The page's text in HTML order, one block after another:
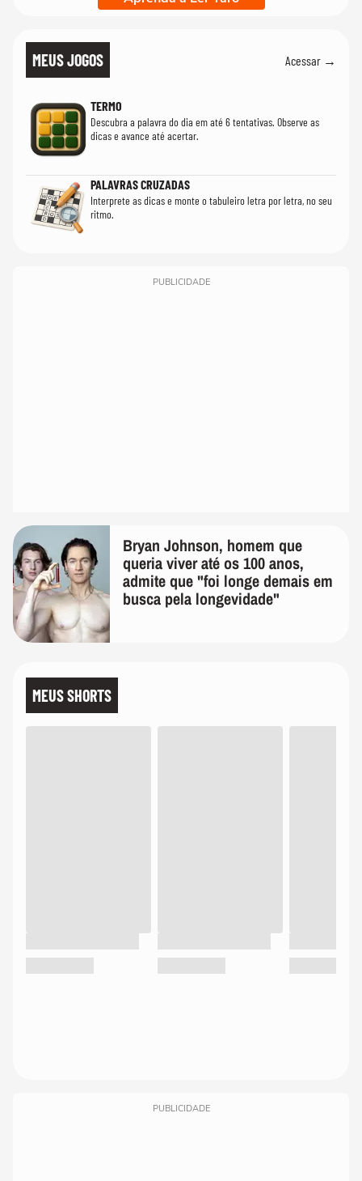
MEUS JOGOS Acessar →
TERMO
Descubra a palavra do dia em até 6 tentativas. Observe as
dicas e avance até acertar.
PALAVRAS CRUZADAS
Interprete as dicas e monte o tabuleiro letra por letra, no seu
ritmo.
PUBLICIDADE
Bryan Johnson, homem que
queria viver até os 100 anos,
admite que "foi longe demais em
busca pela longevidade"
MEUS SHORTS
PUBLICIDADE